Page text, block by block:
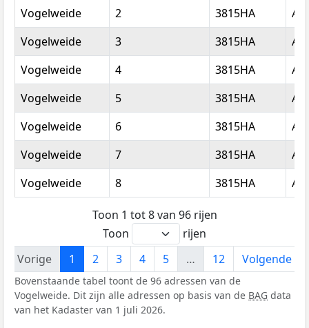
Vogelweide
2 3815HA
Vogelweide
3 3815HA
Vogelweide
4 3815HA
Vogelweide
5 3815HA
Vogelweide
6 3815HA
Vogelweide
7 3815HA
Vogelweide
8 3815HA
Toon 1 tot 8 van 96 rijen
Toon
rijen
Vorige
1 2 3 4 5 … 12 Volgende
Bovenstaande tabel toont de 96 adressen van de
Vogelweide. Dit zijn alle adressen op basis van de BAG data
van het Kadaster van 1 juli 2026.